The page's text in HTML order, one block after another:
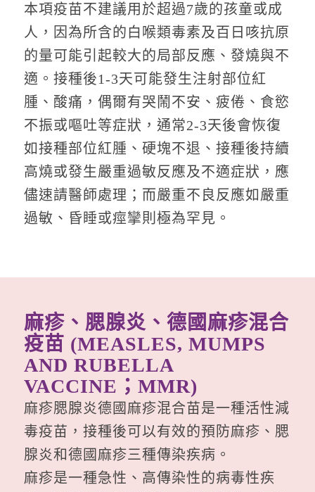
本項疫苗不建議用於超過7歲的孩童或成
人，因為所含的白喉類毒素及百日咳抗原
的量可能引起較大的局部反應、發燒與不
適。接種後1-3天可能發生注射部位紅
腫、酸痛，偶爾有哭鬧不安、疲倦、食慾
不振或嘔吐等症狀，通常2-3天後會恢復
如接種部位紅腫、硬塊不退、接種後持續
高燒或發生嚴重過敏反應及不適症狀，應
儘速請醫師處理；而嚴重不良反應如嚴重
過敏、昏睡或痙攣則極為罕見。
麻疹、腮腺炎、德國麻疹混合
疫苗 (MEASLES, MUMPS
AND RUBELLA
VACCINE；MMR)
麻疹腮腺炎德國麻疹混合苗是一種活性減
毒疫苗，接種後可以有效的預防麻疹、腮
腺炎和德國麻疹三種傳染疾病。
麻疹是一種急性、高傳染性的病毒性疾